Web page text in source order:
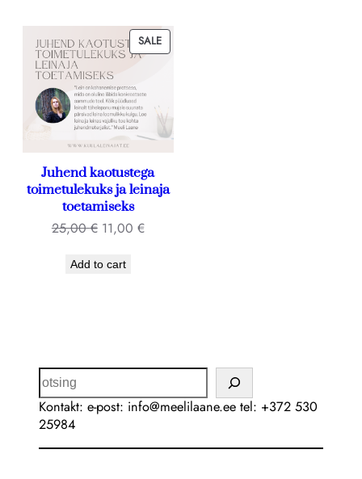
SALE
Juhend kaotustega
toimetulekuks ja leinaja
toetamiseks
25,00€ 11,00 €
Add to cart
Kontakt: e-post: info@meelilaane.ee tel: +372 530
25984